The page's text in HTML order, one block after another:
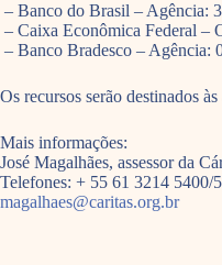
– Banco do Brasil – Agência:
– Caixa Econômica Federal –
– Banco Bradesco – Agência:
Os recursos serão destinados
Mais informações:
José Magalhães, assessor da
Telefones: + 55 61 3214 5400/
magalhaes@caritas.org.br